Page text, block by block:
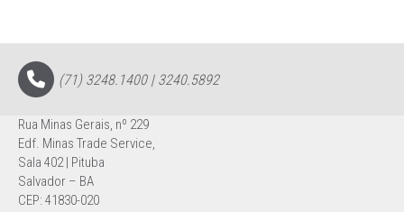
(71) 3248.1400 | 3240.5892
Rua Minas Gerais, nº 229
Edf. Minas Trade Service,
Sala 402 | Pituba
Salvador – BA
CEP: 41830-020